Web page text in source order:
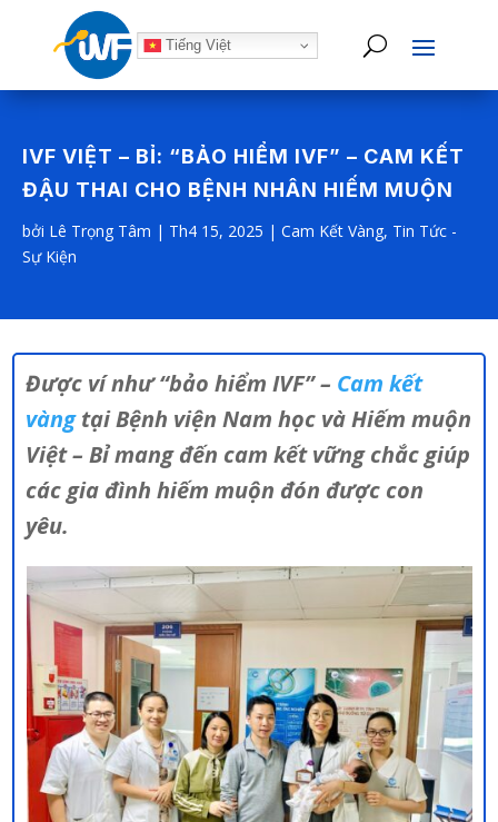
Tiếng Việt
IVF VIỆT – BỈ: “BẢO HIỂM IVF” – CAM KẾT
ĐẬU THAI CHO BỆNH NHÂN HIẾM MUỘN
bởi Lê Trọng Tâm | Th4 15, 2025 | Cam Kết Vàng, Tin Tức -
Sự Kiện
Được ví như “bảo hiểm IVF” – Cam kết
vàngtại Bệnh viện Nam học và Hiếm muộn
Việt – Bỉ mang đến cam kết vững chắc giúp
các gia đình hiếm muộn đón được con
yêu.